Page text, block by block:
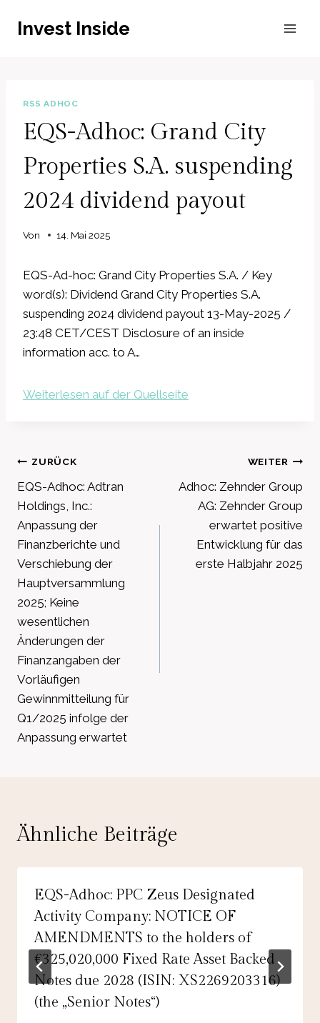
InhaltInvest Inside
RSS ADHOC
EQS-Adhoc: Grand City
Properties S.A. suspending
2024 dividend payout
Von 14. Mai 2025
EQS-Ad-hoc: Grand City Properties S.A. / Key
word(s): Dividend Grand City Properties S.A.
suspending 2024 dividend payout 13-May-2025 /
23:48 CET/CEST Disclosure of an inside
information acc. to A…
Weiterlesen auf der Quellseite
Beitragsnavigation
ZURÜCK
EQS-Adhoc: Adtran
Holdings, Inc.:
Anpassung der
Finanzberichte und
Verschiebung der
Hauptversammlung
2025; Keine
wesentlichen
Änderungen der
Finanzangaben der
Vorläufigen
Gewinnmitteilung für
Q1/2025 infolge der
Anpassung erwartet
WEITER
Adhoc: Zehnder Group
AG: Zehnder Group
erwartet positive
Entwicklung für das
erste Halbjahr 2025
Ähnliche Beiträge
EQS-Adhoc: PPC Zeus Designated
Activity Company: NOTICE OF
AMENDMENTS to the holders of
€325,020,000 Fixed Rate Asset Backed
Notes due 2028 (ISIN: XS2269203316)
(the „Senior Notes“)